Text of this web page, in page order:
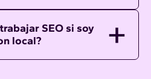
SEO si soy
local?